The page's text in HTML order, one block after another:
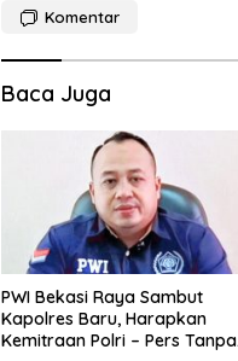
Komentar
Baca Juga
PWI Bekasi Raya Sambut
Kapolres Baru, Harapkan
Kemitraan Polri – Pers Tanpa